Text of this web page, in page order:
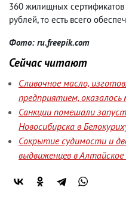
360 жилищных
рублей, то есть всего
Фото: ru.freepik.com
Сейчас читают
Сливочное масло,
предприятием,
Санкции помешали
Новосибирска в
Сокрытие судимости и
выдвиженцев в Алтайское